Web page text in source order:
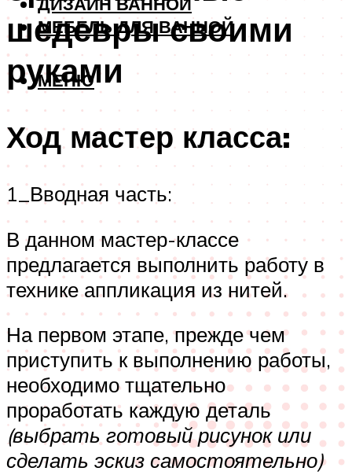
МЕБЕЛЬ ДЛЯ ВАННОЙ
МЕНЮ
шедевры своими
руками
Ход мастер класса:
1_Вводная часть:
В данном мастер-классе
предлагается выполнить работу в
технике аппликация из нитей.
На первом этапе, прежде чем
приступить к выполнению работы,
необходимо тщательно
проработать каждую деталь
(выбрать готовый рисунок или
сделать эскиз самостоятельно)